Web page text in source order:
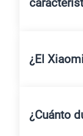
¿El
¿Cuánto